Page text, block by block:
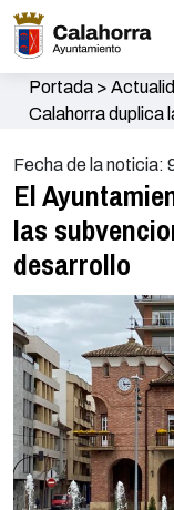
Portada>
Calahorra duplica
Fecha de la noticia:
El
las
desarrollo